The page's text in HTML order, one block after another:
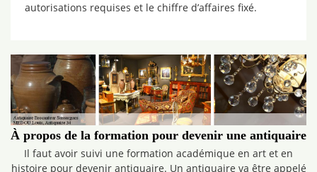
autorisations requises et le chiffre d’affaires fixé.
À propos de la formation pour devenir une antiquaire
Il faut avoir suivi une formation académique en art et en
histoire pour devenir antiquaire. Un antiquaire va être appelé